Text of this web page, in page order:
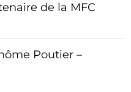
de la MFC
Poutier –